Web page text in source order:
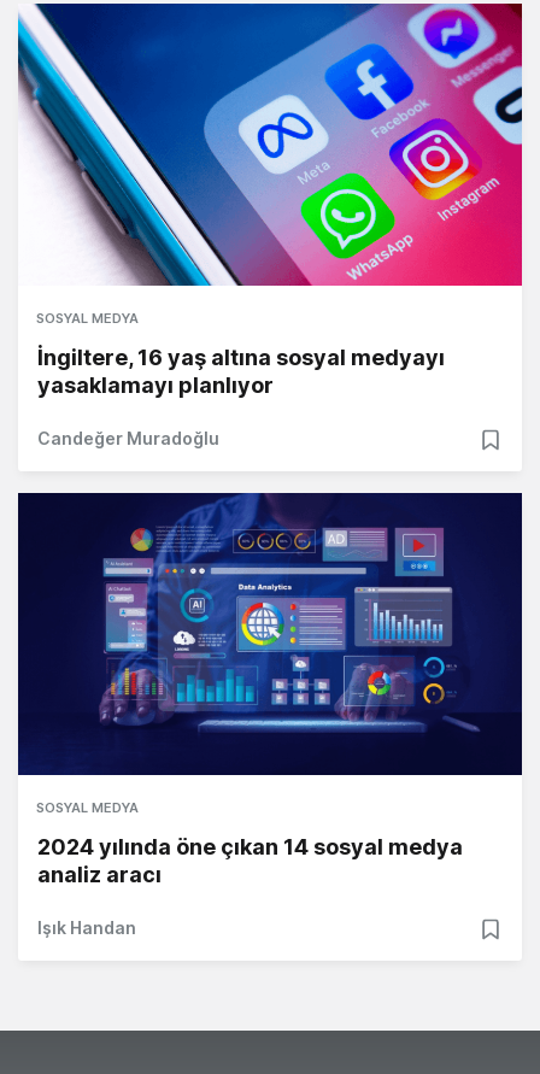
SOSYAL MEDYA
İngiltere, 16 yaş altına sosyal medyayı
yasaklamayı planlıyor
Candeğer Muradoğlu
SOSYAL MEDYA
2024 yılında öne çıkan 14 sosyal medya
analiz aracı
Işık Handan